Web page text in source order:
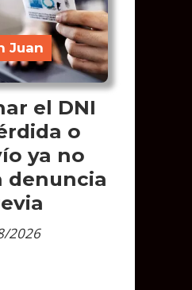
el DNI
o
ya no
denuncia
Juan
2026